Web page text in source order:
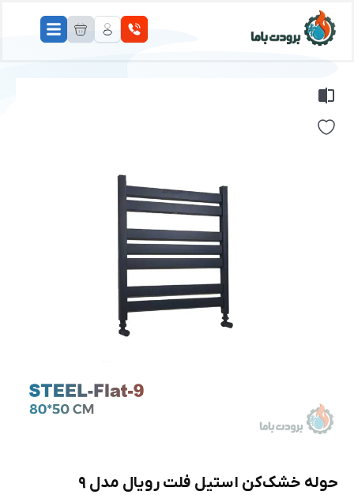
حوله خشک‌کن استیل فلت رویال مدل ۹